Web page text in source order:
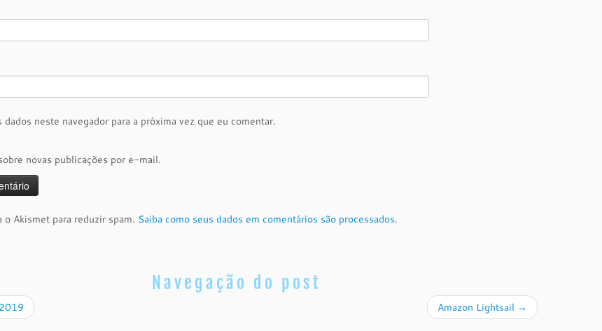
dados neste navegador para a próxima vez que eu comentar.
novas publicações por e-mail.
Akismet para reduzir spam. Saiba como seus dados em comentários são processados.
Navegação do post
Amazon Lightsail →